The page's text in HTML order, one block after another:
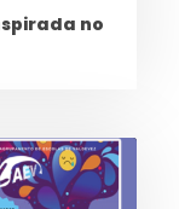
no